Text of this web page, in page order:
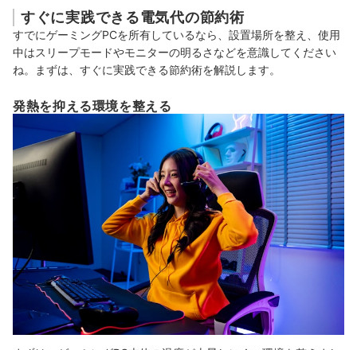
すぐに実践できる電気代の節約術
すでにゲーミングPCを所有しているなら、設置場所を整え、使用
中はスリープモードやモニターの明るさなどを意識してください
ね。まずは、すぐに実践できる節約術を解説します。
発熱を抑える環境を整える